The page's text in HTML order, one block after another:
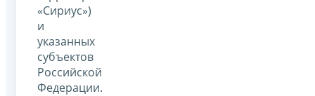
«Сириус»)
и
указанных
субъектов
Российской
Федерации.